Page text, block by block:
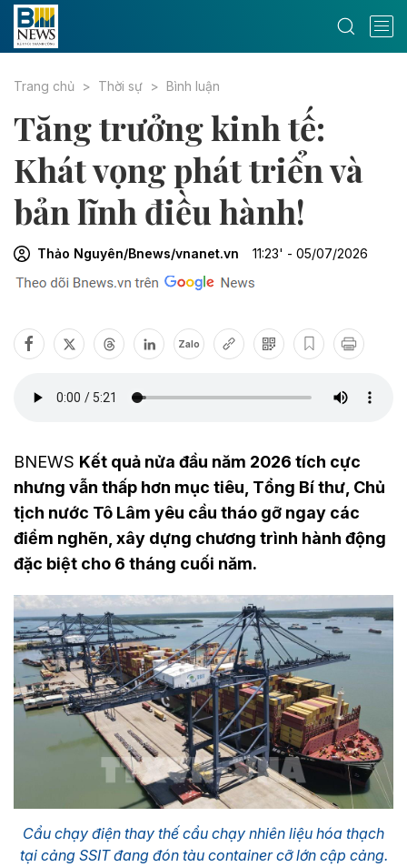
Trang chủ Thời sự Bình luận
Tăng trưởng kinh tế:
Khát vọng phát triển và
bản lĩnh điều hành!
Thảo Nguyên/Bnews/vnanet.vn 11:23' - 05/07/2026
Zalo
BNEWS Kết quả nửa đầu năm 2026 tích cực
nhưng vẫn thấp hơn mục tiêu, Tổng Bí thư, Chủ
tịch nước Tô Lâm yêu cầu tháo gỡ ngay các
điểm nghẽn, xây dựng chương trình hành động
đặc biệt cho 6 tháng cuối năm.
Cẩu chạy điện thay thế cẩu chạy nhiên liệu hóa thạch
tại cảng SSIT đang đón tàu container cỡ lớn cập cảng.